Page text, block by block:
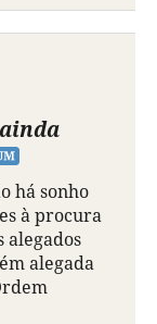
há sonho
à procura
alegados
alegada